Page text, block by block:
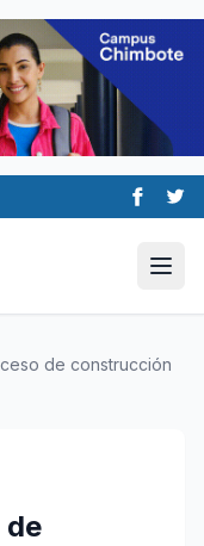
de construcción
de